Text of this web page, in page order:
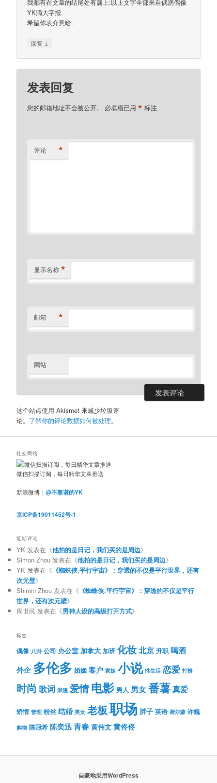
我都有在文章的结尾处有属上:以上文字全部来自偶滴偶像
YK滴大字报.
希望你表介意哈.
回复 ↓
发表回复
您的邮箱地址不会被公开。 必填项已用* 标注
评论 *
显示名称 *
邮箱 *
网站
这个站点使用 Akismet 来减少垃圾评
论。 了解你的评论数据如何被处理。
社交网站
微信扫描订阅，每日精华文章推送
新浪微博：@不靠谱的YK
京ICP备19011452号-1
近期评论
YK 发表在《他拍的是日记，我们买的是周边》
Simon Zhou 发表在《他拍的是日记，我们买的是周边》
YK 发表在《 《蜘蛛侠.平行宇宙》：穿透的不仅是平行世界，还有
次元壁》
Shimin Zhou 发表在《 《蜘蛛侠.平行宇宙》：穿透的不仅是平行
世界，还有次元壁》
周世民 发表在《男神人设的高级打开方式》
标签
偶像 八卦 公司 办公室 加拿大 加班 化妆北京 升职 喝酒
外企 多伦多 婚姻 客户 家姐 小说 性生活 恋爱 打扮
时尚 歌词 浪漫 爱情电影 男人 男女番薯真爱
矫情 管理 粉丝 结婚 美女 老板职场 胖子 英语 荷尔蒙 许巍
购物 陈冠希 陈奕迅 青春 黄伟文 黄佟佟
自豪地采用WordPress